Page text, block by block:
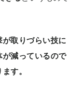
取りづらい技に
が減っているので
す。